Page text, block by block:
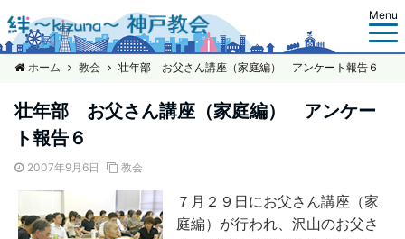
Menu
ホーム 教会 壮年部 お父さん講座（家庭編） アンケート報告６
壮年部 お父さん講座（家庭編） アンケー
ト報告６
2007年9月6日 教会
７月２９日にお父さん講座（家
庭編）が行われ、沢山のお父さ